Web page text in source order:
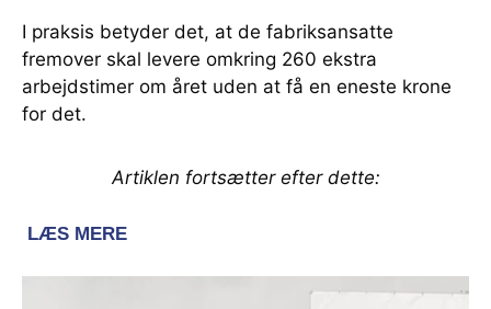
I praksis betyder det, at de fabriksansatte
fremover skal levere omkring 260 ekstra
arbejdstimer om året uden at få en eneste krone
for det.
Artiklen fortsætter efter dette: